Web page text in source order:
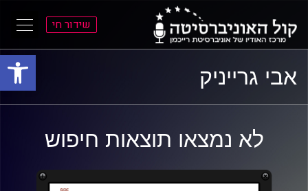
פתח
התפריט
הראשי
התוכן
הראשי
שידור חי
אבי גרייניק
לא נמצאו תוצאות חיפוש